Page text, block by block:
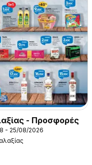
- Προσφορές
- 25/08/2026